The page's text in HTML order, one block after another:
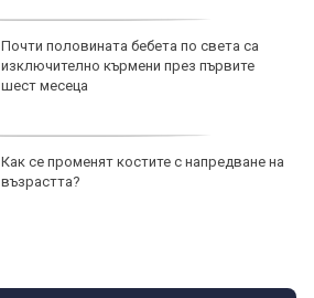
Почти половината бебета по света са
изключително кърмени през първите
шест месеца
Как се променят костите с напредване на
възрастта?